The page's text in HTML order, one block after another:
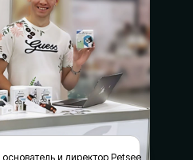
основатель и директор Petsee